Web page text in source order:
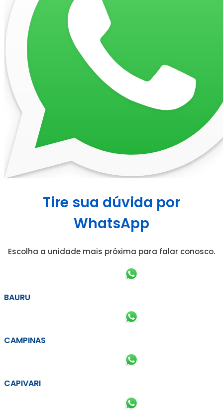
Tire sua dúvida por
WhatsApp
Escolha a unidade mais próxima para falar conosco.
BAURU
CAMPINAS
CAPIVARI